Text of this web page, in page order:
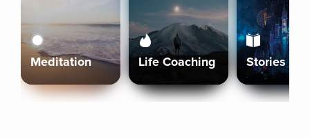
Meditation Life Coaching Stories